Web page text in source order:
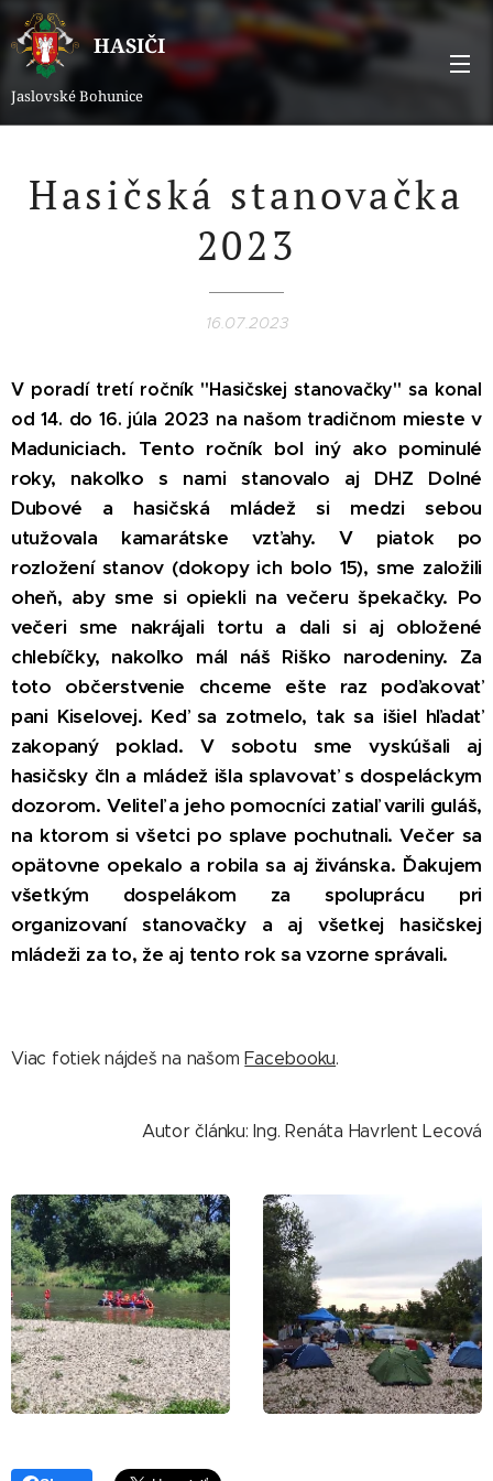
HASIČI
Jaslovské Bohunice
Hasičská stanovačka
2023
16.07.2023
V poradí tretí ročník "Hasičskej stanovačky" sa konal
od 14. do 16. júla 2023 na našom tradičnom mieste v
Maduniciach. Tento ročník bol iný ako pominulé
roky, nakoľko s nami stanovalo aj DHZ Dolné
Dubové a hasičská mládež si medzi sebou
utužovala kamarátske vzťahy. V piatok po
rozložení stanov (dokopy ich bolo 15), sme založili
oheň, aby sme si opiekli na večeru špekačky. Po
večeri sme nakrájali tortu a dali si aj obložené
chlebíčky, nakoľko mál náš Riško narodeniny. Za
toto občerstvenie chceme ešte raz poďakovať
pani Kiselovej. Keď sa zotmelo, tak sa išiel hľadať
zakopaný poklad. V sobotu sme vyskúšali aj
hasičsky čln a mládež išla splavovať s dospeláckym
dozorom. Veliteľ a jeho pomocníci zatiaľ varili guláš,
na ktorom si všetci po splave pochutnali. Večer sa
opätovne opekalo a robila sa aj živánska. Ďakujem
všetkým dospelákom za spoluprácu pri
organizovaní stanovačky a aj všetkej hasičskej
mládeži za to, že aj tento rok sa vzorne správali.
Viac fotiek nájdeš na našomFacebooku.
Autor článku: Ing. Renáta Havrlent Lecová